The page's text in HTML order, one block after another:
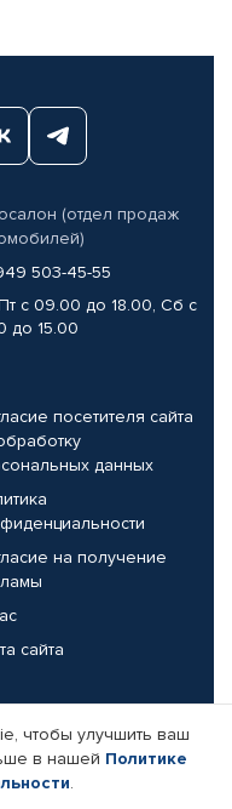
(отдел продаж
503-45-55
с 09.00 до 18.00, Сб с
до 15.00
посетителя сайта
данных
на получение
сайта
компании
чтобы улучшить ваш
в нашей Политике
.